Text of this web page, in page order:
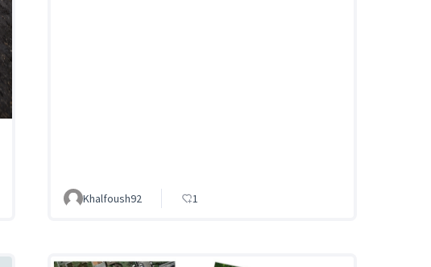
Khalfoush92 1